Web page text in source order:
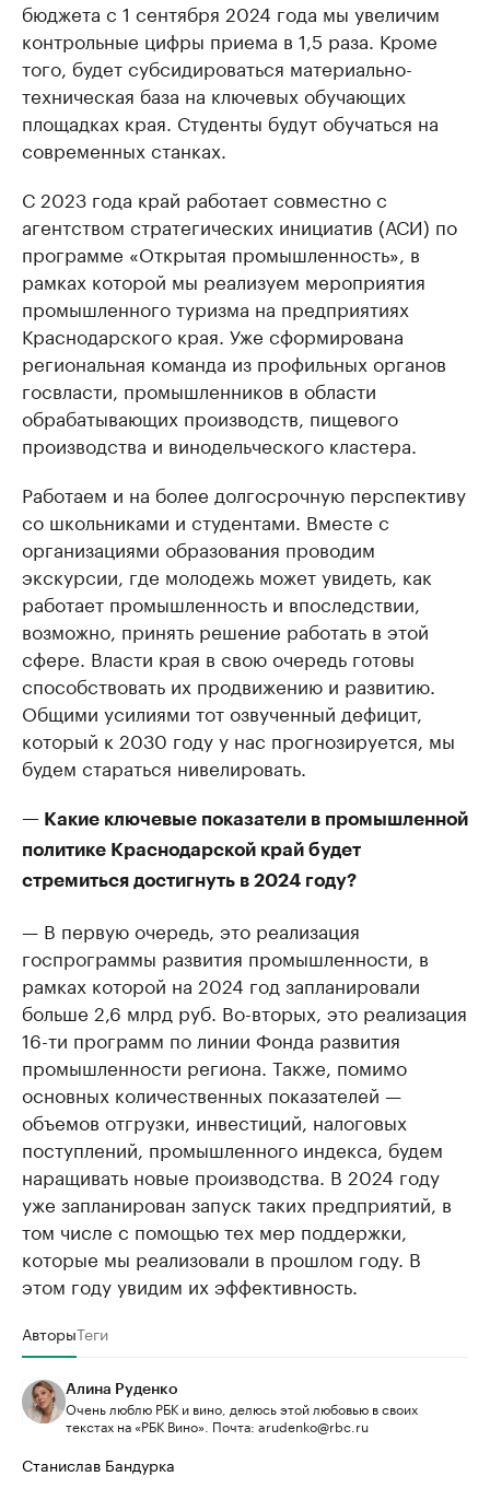
бюджета с 1 сентября 2024 года мы увеличим
контрольные цифры приема в 1,5 раза. Кроме
того, будет субсидироваться материально-
техническая база на ключевых обучающих
площадках края. Студенты будут обучаться на
современных станках.
С 2023 года край работает совместно с
агентством стратегических инициатив (АСИ) по
программе «Открытая промышленность», в
рамках которой мы реализуем мероприятия
промышленного туризма на предприятиях
Краснодарского края. Уже сформирована
региональная команда из профильных органов
госвласти, промышленников в области
обрабатывающих производств, пищевого
производства и винодельческого кластера.
Работаем и на более долгосрочную перспективу
со школьниками и студентами. Вместе с
организациями образования проводим
экскурсии, где молодежь может увидеть, как
работает промышленность и впоследствии,
возможно, принять решение работать в этой
сфере. Власти края в свою очередь готовы
способствовать их продвижению и развитию.
Общими усилиями тот озвученный дефицит,
который к 2030 году у нас прогнозируется, мы
будем стараться нивелировать.
— Какие ключевые показатели в промышленной
политике Краснодарской край будет
стремиться достигнуть в 2024 году?
— В первую очередь, это реализация
госпрограммы развития промышленности, в
рамках которой на 2024 год запланировали
больше 2,6 млрд руб. Во-вторых, это реализация
16-ти программ по линии Фонда развития
промышленности региона. Также, помимо
основных количественных показателей —
объемов отгрузки, инвестиций, налоговых
поступлений, промышленного индекса, будем
наращивать новые производства. В 2024 году
уже запланирован запуск таких предприятий, в
том числе с помощью тех мер поддержки,
которые мы реализовали в прошлом году. В
этом году увидим их эффективность.
АвторыТеги
Алина Руденко
Очень люблю РБК и вино, делюсь этой любовью в своих
текстах на «РБК Вино». Почта: arudenko@rbc.ru
Станислав Бандурка